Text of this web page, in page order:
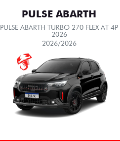
PULSE ABARTH
PULSE ABARTH TURBO 270 FLEX AT 4P
2026
2026/2026